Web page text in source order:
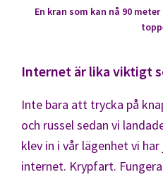
En kran som kan nå 90
Internet är lika viktigt
Inte bara att trycka på
och russel sedan vi
klev in i vår lägenhet vi
internet. Krypfart.